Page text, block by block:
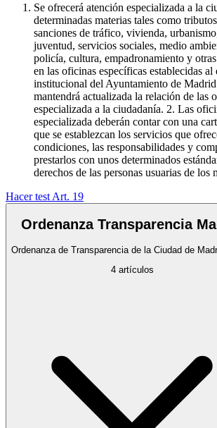
Se ofrecerá atención especializada a la
determinadas materias tales como
sanciones de tráfico, vivienda,
juventud, servicios sociales, medio
policía, cultura, empadronamiento y
en las oficinas específicas establecidas
institucional del Ayuntamiento de
mantendrá actualizada la relación de las
especializada a la ciudadanía. 2. Las
especializada deberán contar con una
que se establezcan los servicios que
condiciones, las responsabilidades y
prestarlos con unos determinados
derechos de las personas usuarias de los
Hacer test Art. 19
Ordenanza Transparencia
Ordenanza de Transparencia de la Ciudad de
4artículos